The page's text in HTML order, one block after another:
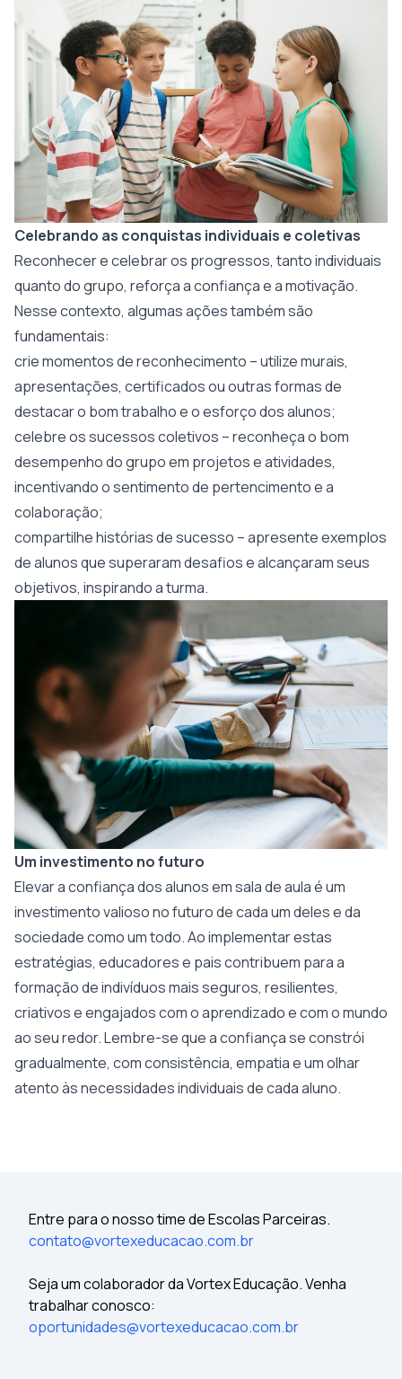
Celebrando as conquistas individuais e coletivas
Reconhecer e celebrar os progressos, tanto individuais
quanto do grupo, reforça a confiança e a motivação.
Nesse contexto, algumas ações também são
fundamentais:
crie momentos de reconhecimento – utilize murais,
apresentações, certificados ou outras formas de
destacar o bom trabalho e o esforço dos alunos;
celebre os sucessos coletivos – reconheça o bom
desempenho do grupo em projetos e atividades,
incentivando o sentimento de pertencimento e a
colaboração;
compartilhe histórias de sucesso – apresente exemplos
de alunos que superaram desafios e alcançaram seus
objetivos, inspirando a turma.
Um investimento no futuro
Elevar a confiança dos alunos em sala de aula é um
investimento valioso no futuro de cada um deles e da
sociedade como um todo. Ao implementar estas
estratégias, educadores e pais contribuem para a
formação de indivíduos mais seguros, resilientes,
criativos e engajados com o aprendizado e com o mundo
ao seu redor. Lembre-se que a confiança se constrói
gradualmente, com consistência, empatia e um olhar
atento às necessidades individuais de cada aluno.
Entre para o nosso time de Escolas Parceiras.
contato@vortexeducacao.com.br
Seja um colaborador da Vortex Educação. Venha
trabalhar conosco:
oportunidades@vortexeducacao.com.br